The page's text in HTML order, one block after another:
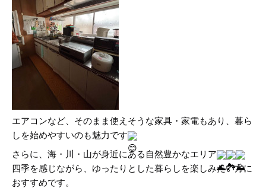
エアコンなど、そのまま使えそうな家具・家電もあり、暮ら
しを始めやすいのも魅力です
さらに、海・川・山が身近にある自然豊かなエリア
四季を感じながら、ゆったりとした暮らしを楽しみたい方に
おすすめです。